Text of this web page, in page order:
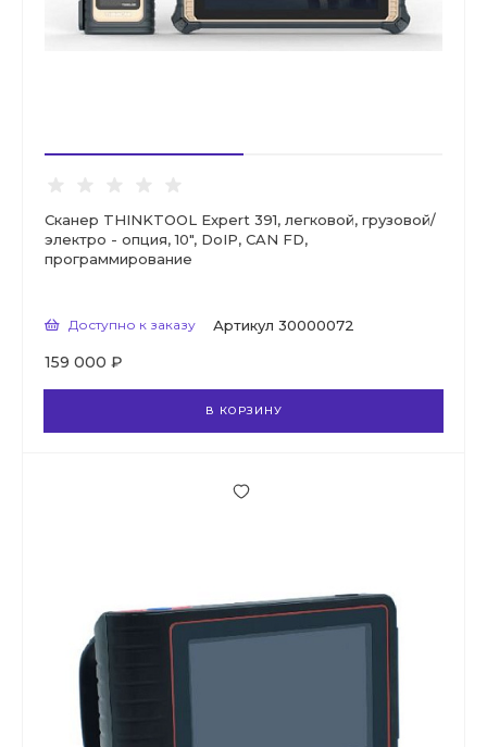
Сканер THINKTOOL Expert 391, легковой, грузовой/
электро - опция, 10", DoIP, CAN FD,
программирование
Доступно к заказу Артикул 30000072
159 000 ₽
В КОРЗИНУ